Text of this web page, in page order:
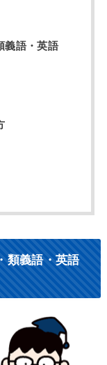
義語・英語
類義語・英語